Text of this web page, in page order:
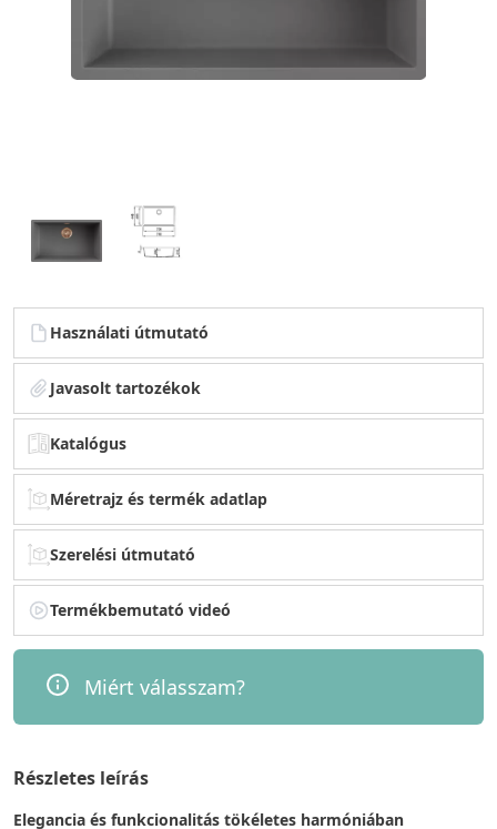
Használati útmutató
Javasolt tartozékok
Katalógus
Méretrajz és termék adatlap
Szerelési útmutató
Termékbemutató videó
Miért válasszam?
Részletes leírás
Elegancia és funkcionalitás tökéletes harmóniában